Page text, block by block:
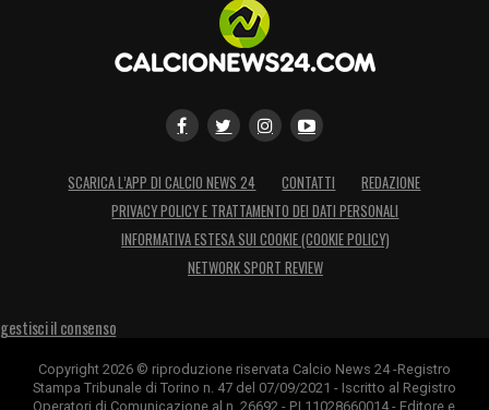
SCARICA L’APP DI CALCIO NEWS 24 CONTATTI
REDAZIONE
PRIVACY POLICY E TRATTAMENTO DEI DATI PERSONALI
INFORMATIVA ESTESA SUI COOKIE (COOKIE POLICY)
NETWORK SPORT REVIEW
gestisci il consenso
Copyright 2026 © riproduzione riservata Calcio News 24 -Registro
Stampa Tribunale di Torino n. 47 del 07/09/2021 - Iscritto al Registro
Operatori di Comunicazione al n. 26692 - P.I.11028660014 - Editore e